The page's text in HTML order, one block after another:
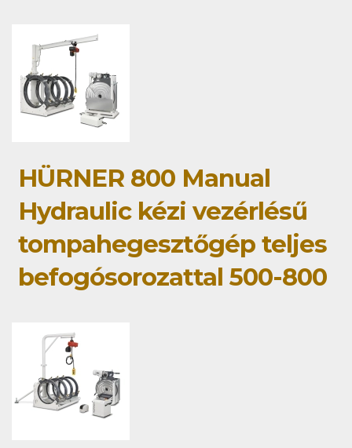
HÜRNER 800 Manual
Hydraulic kézi vezérlésű
tompahegesztőgép teljes
befogósorozattal 500-800